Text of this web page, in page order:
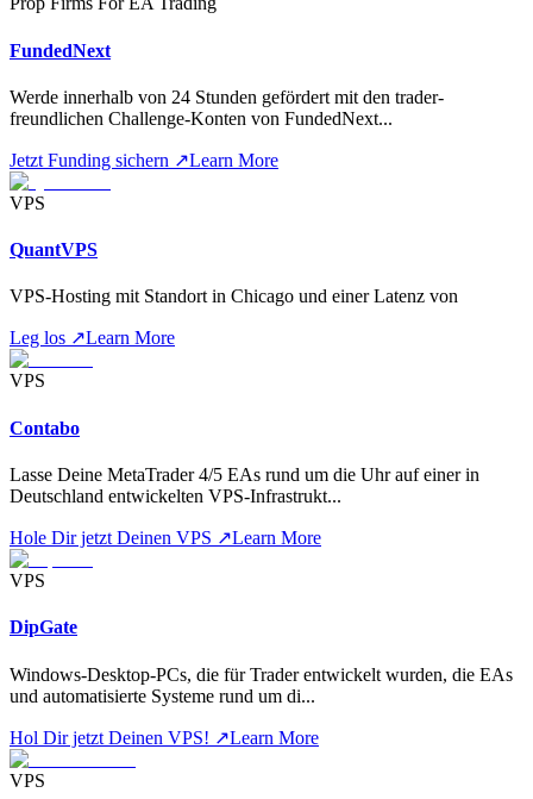
FundedNext
Werde innerhalb von 24 Stunden gefördert mit den trader-
freundlichen Challenge-Konten von FundedNext...
Jetzt Funding sichern ↗Learn More
VPS
QuantVPS
VPS-Hosting mit Standort in Chicago und einer Latenz von
Leg los ↗Learn More
VPS
Contabo
Lasse Deine MetaTrader 4/5 EAs rund um die Uhr auf einer in
Deutschland entwickelten VPS-Infrastrukt...
Hole Dir jetzt Deinen VPS ↗Learn More
VPS
DipGate
Windows-Desktop-PCs, die für Trader entwickelt wurden, die EAs
und automatisierte Systeme rund um di...
Hol Dir jetzt Deinen VPS! ↗Learn More
VPS